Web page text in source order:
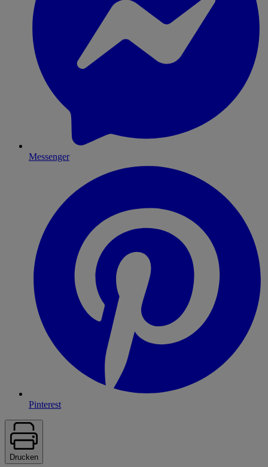
Messenger
Pinterest
Drucken